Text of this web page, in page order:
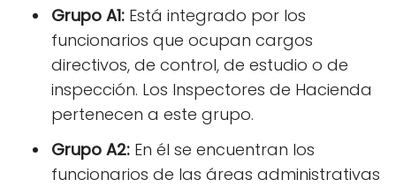
Grupo A1: Está integrado por los
funcionarios que ocupan cargos
directivos, de control, de estudio o de
inspección. Los Inspectores de Hacienda
pertenecen a este grupo.
Grupo A2: En él se encuentran los
funcionarios de las áreas administrativas